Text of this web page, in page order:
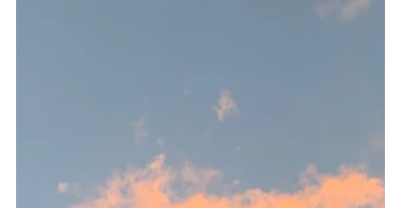
Pasquale Castelgrande